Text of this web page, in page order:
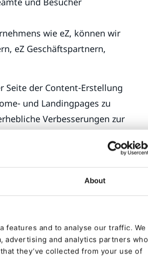
About
features and to analyse our traffic. We
advertising and analytics partners who
they’ve collected from your use of
wie eZ, können wir
eZ Geschäftspartnern,
Seite der Content-Erstellung
und Landingpages zu
Verbesserungen zur